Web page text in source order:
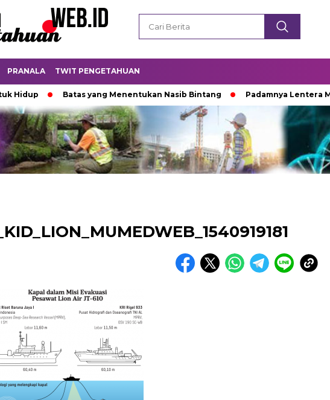
PRANALA TWIT PENGETAHUAN
Batas yang Menentukan Nasib Bintang Padamnya Lentera Malam